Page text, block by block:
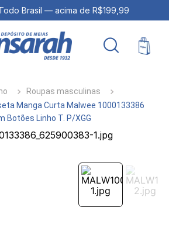
Brasil — acima de R$199,99
Roupas masculinas
Manga Curta Malwee 1000133386
Botões Linho T. P/XGG